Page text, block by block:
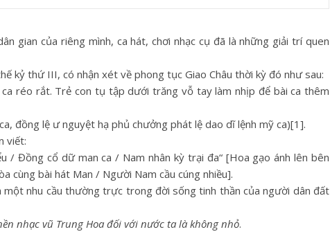
gian của riêng mình, ca hát, chơi nhạc cụ đã là những giải trí quen
kỷ thứ III, có nhận xét về phong tục Giao Châu thời kỳ đó như sau:
réo rắt. Trẻ con tụ tập dưới trăng vỗ tay làm nhịp để bài ca thêm
đồng lệ ư nguyệt hạ phủ chưởng phát lệ dao dĩ lệnh mỹ ca)[1].
viết:
/ Đồng cổ dữ man ca / Nam nhân kỳ trại đa“ [Hoa gạo ánh lên bên
cùng bài hát Man / Người Nam cầu cúng nhiều].
nhu cầu thường trực trong đời sống tinh thần của người dân đất
nhạc vũ Trung Hoa đối với nước ta là không nhỏ.